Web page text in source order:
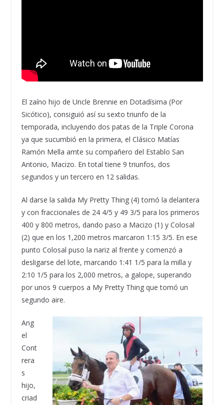
El zaíno hijo de Uncle Brennie en Dotadísima (Por
Sicótico), consiguió así su sexto triunfo de la
temporada, incluyendo dos patas de la Triple Corona
ya que sucumbió en la primera, el Clásico Matías
Ramón Mella amte su compañero del Establo San
Antonio, Macizo. En total tiene 9 triunfos, dos
segundos y un tercero en 12 salidas.
Al darse la salida My Pretty Thing (4) tomó la delantera
y con fraccionales de 24 4/5 y 49 3/5 para los primeros
400 y 800 metros, dando paso a Macizo (1) y Colosal
(2) que en los 1,200 metros marcaron 1:15 3/5. En ese
punto Colosal puso la nariz al frente y comenzó a
desligarse del lote, marcando 1:41 1/5 para la milla y
2:10 1/5 para los 2,000 metros, a galope, superando
por unos 9 cuerpos a My Pretty Thing que tomó un
segundo aire.
Ang
el
Cont
rera
s
hijo,
criad